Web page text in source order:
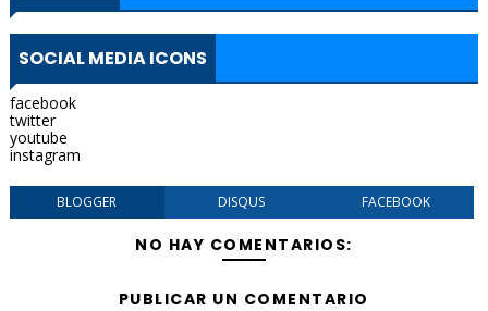
SOCIAL MEDIA ICONS
facebook
twitter
youtube
instagram
BLOGGER DISQUS FACEBOOK
NO HAY COMENTARIOS:
PUBLICAR UN COMENTARIO